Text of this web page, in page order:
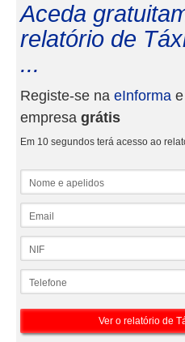
Aceda
relatório de
...
Registe-se na eInforma
empresa grátis
Em 10 segundos terá acesso ao